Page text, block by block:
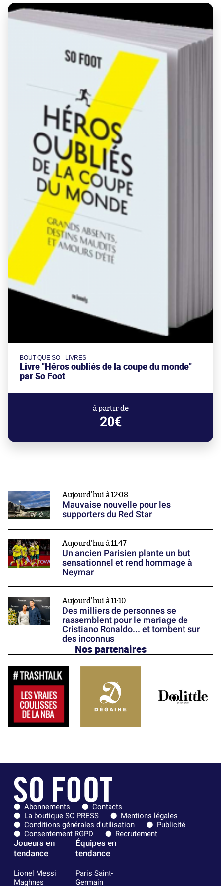
BOUTIQUE SO - LIVRES
Livre "Héros oubliés de la coupe du monde"
par So Foot
à partir de
20€
Aujourd'hui à 12:08
Mauvaise nouvelle pour les
supporters du Red Star
Aujourd'hui à 11:47
Un ancien Parisien plante un but
sensationnel et rend hommage à
Neymar
Aujourd'hui à 11:10
Des milliers de personnes se
rassemblent pour le mariage de
Cristiano Ronaldo... et tombent sur
des inconnus
Nos partenaires
Abonnements
Contacts
La boutique SO PRESS
Mentions légales
Conditions générales d'utilisation
Publicité
Consentement RGPD
Recrutement
Joueurs en
tendance
Lionel Messi
Maghnes
Équipes en
tendance
Paris Saint-
Germain